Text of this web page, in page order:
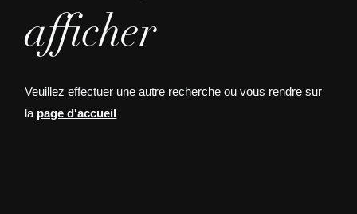
afficher
Veuillez effectuer une autre recherche ou vous rendre sur
la page d'accueil